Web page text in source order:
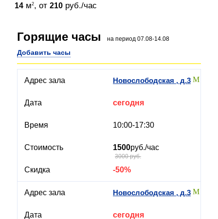
14 м2, от 210 руб./час
Горящие часы на период 07.08-14.08
Добавить часы
Новослободская , д.3
сегодня
10:00-17:30
1500руб./час
3000 руб.
-50%
Новослободская , д.3
сегодня